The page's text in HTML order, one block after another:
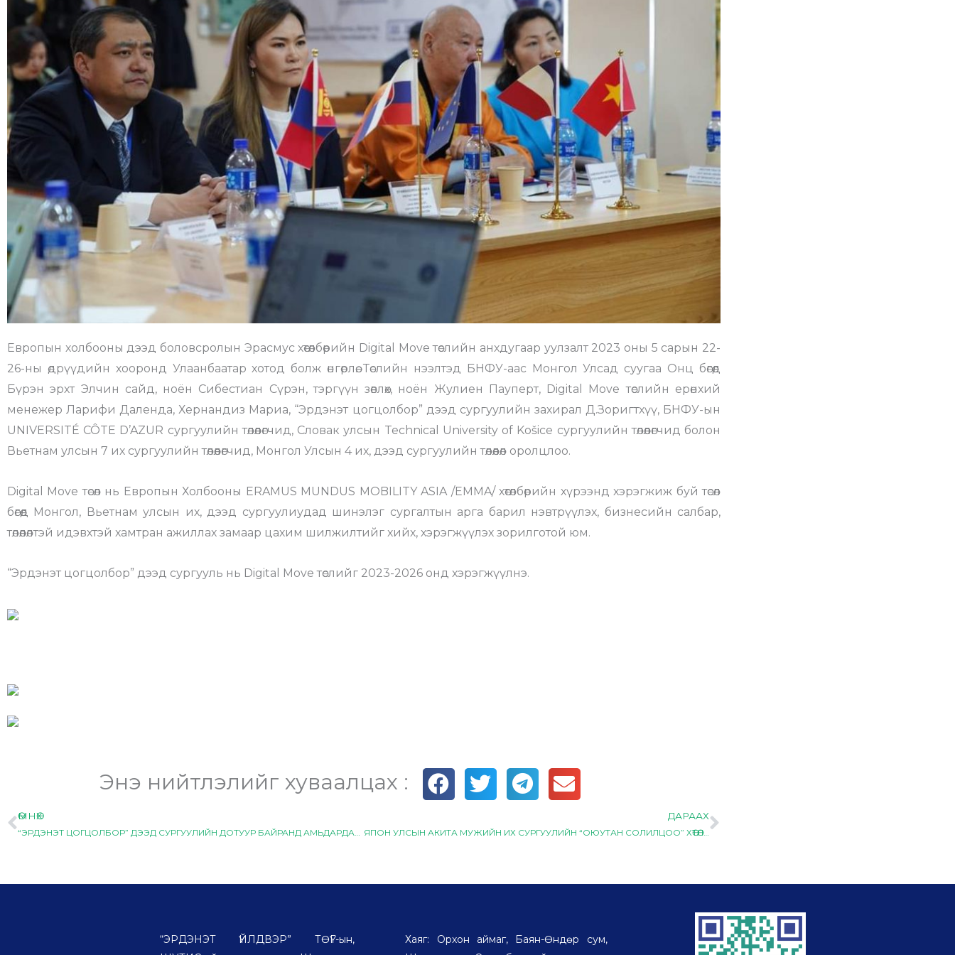
Европын холбооны дээд боловсролын Эрасмус хөтөлбөрийн Digital Move төслийн анхдугаар уулзалт 2023 оны 5 сарын 22-
26-ны өдрүүдийн хооронд Улаанбаатар хотод болж өнгөрлөө. Төслийн нээлтэд БНФУ-аас Монгол Улсад суугаа Онц бөгөөд
Бүрэн эрхт Элчин сайд, ноён Сибестиан Сүрэн, тэргүүн зөвлөх, ноён Жулиен Пауперт, Digital Move төслийн ерөнхий
менежер Ларифи Даленда, Хернандиз Мариа, “Эрдэнэт цогцолбор” дээд сургуулийн захирал Д.Зоригтхүү, БНФУ-ын
UNIVERSITÉ CÔTE D’AZUR сургуулийн төлөөлөгчид, Словак улсын Technical University of Košice сургуулийн төлөөлөгчид болон
Вьетнам улсын 7 их сургуулийн төлөөлөгчид, Монгол Улсын 4 их, дээд сургуулийн төлөөлөл оролцлоо.
Digital Move төсөл нь Европын Холбооны ERAMUS MUNDUS MOBILITY ASIA /EMMA/ хөтөлбөрийн хүрээнд хэрэгжиж буй төсөл
бөгөөд Монгол, Вьетнам улсын их, дээд сургуулиудад шинэлэг сургалтын арга барил нэвтрүүлэх, бизнесийн салбар,
төлөөлөлтэй идэвхтэй хамтран ажиллах замаар цахим шилжилтийг хийх, хэрэгжүүлэх зорилготой юм.
“Эрдэнэт цогцолбор” дээд сургууль нь Digital Move төслийг 2023-2026 онд хэрэгжүүлнэ.
Энэ нийтлэлийг хуваалцах :
Prev
ӨМНӨХ ДАРААХ
ЯПОН УЛСЫН АКИТА МУЖИЙН ИХ СУРГУУЛИЙН “ОЮУТАН СОЛИЛЦОО” ХӨТӨЛБӨРТ ХАМРАГДАХ ОЮУТНУУД ЯПОН УЛСЫГ ЗОРИХОД БЭЛЭН БОЛЛОО. Next
“ЭРДЭНЭТ ҮЙЛДВЭР” ТӨҮГ-ын,
Хаяг: Орхон аймаг, Баян-Өндөр сум,